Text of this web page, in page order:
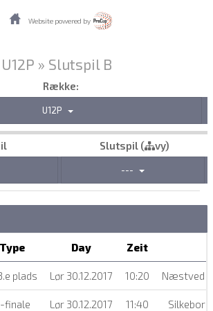
Website powered by
U12P » Slutspil B
Række:
U12P
Slutspil ( vy)
---
Type Day Zeit
plads Lør 30.12.2017 10:20 Næstved
finale Lør 30.12.2017 11:40